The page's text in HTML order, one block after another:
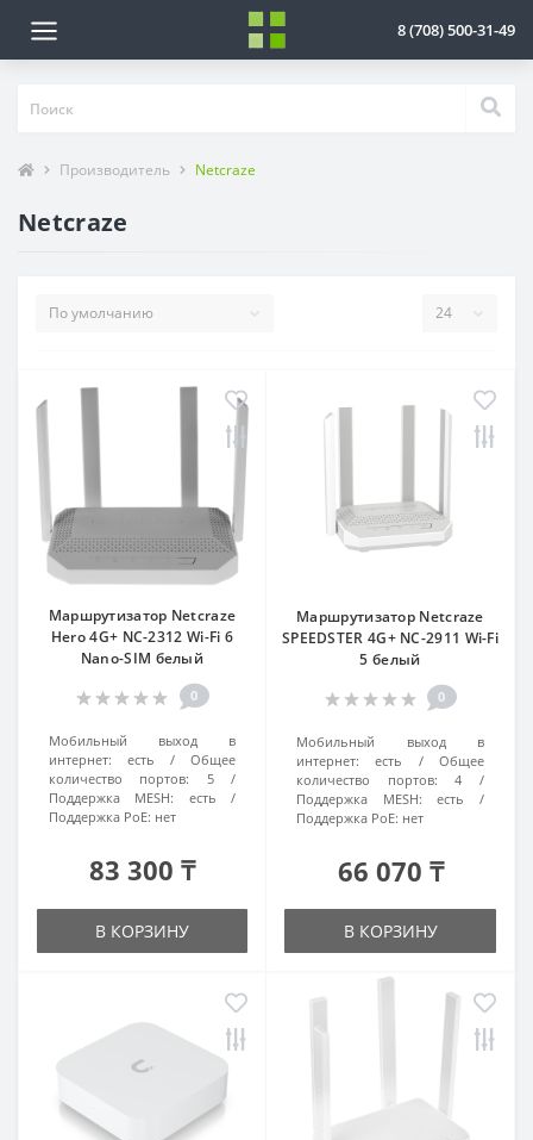
8 (708) 500-31-49
Производитель Netcraze
Netcraze
Маршрутизатор Netcraze
Hero 4G+ NC-2312 Wi-Fi 6
Nano-SIM белый
0
Мобильный выход в
интернет:
есть
Общее
количество портов:
5
Поддержка MESH:
есть
Поддержка РоЕ: нет
83 300 ₸
В КОРЗИНУ
Маршрутизатор Netcraze
SPEEDSTER 4G+ NC-2911 Wi-Fi
5 белый
0
Мобильный выход в
интернет:
есть
Общее
количество портов:
4
Поддержка MESH:
есть
Поддержка РоЕ: нет
66 070 ₸
В КОРЗИНУ